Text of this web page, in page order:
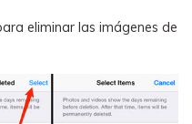
eliminar las imágenes de